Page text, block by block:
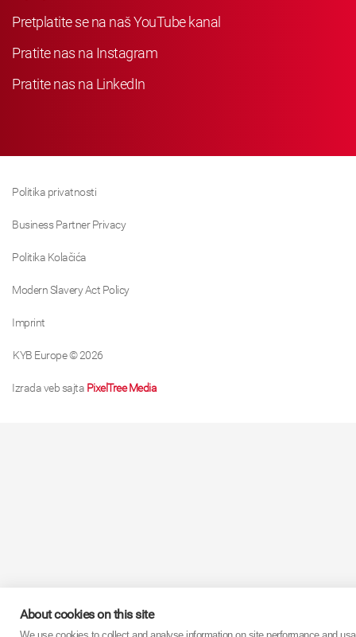
Pretplatite se na naš YouTube kanal
Pratite nas na Instagram
Pratite nas na LinkedIn
Politika privatnosti
Business Partner Privacy
Politika Kolačića
Modern Slavery Act Policy
Imprint
KYB Europe © 2026
Izrada veb sajta PixelTree Media
About cookies on this site